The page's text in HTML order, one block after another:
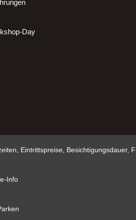
Day
Eintrittspreise, Besichtigungsdauer,
Info